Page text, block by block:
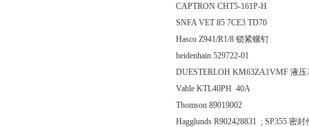
CAPTRON CHT5-161P-H
SNFA VET 85 7CE3 TD70
Hasco Z941/R1/8 锁紧螺钉
heidenhain 529722-01
DUESTERLOH KM63ZA1VMF 液压
Vahle KTL40PH 40A
Thomson 89019002
Hagglunds R902428831 ; SP355 密封